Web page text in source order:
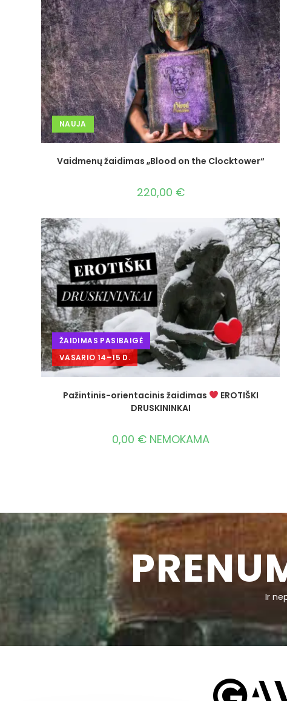
NAUJA
Vaidmenų žaidimas „Blood on the Clocktower“
220,00 €
ŽAIDIMAS PASIBAIGĖ
VASARIO 14–15 D.
Pažintinis-orientacinis žaidimas
EROTIŠKI
DRUSKININKAI
0,00 € NEMOKAMA
Ir